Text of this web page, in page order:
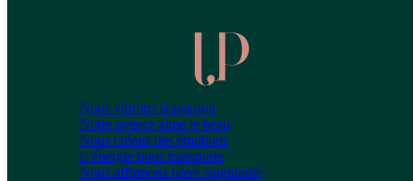
Nous vibrons la passion
Notre agence aime le beau
Nous créons des émotions
L’énergie nous transporte
Nous affirmons notre singularité